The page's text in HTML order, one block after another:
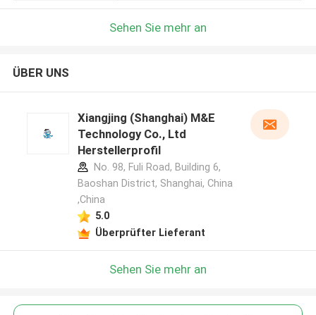
Sehen Sie mehr an
ÜBER UNS
Xiangjing (Shanghai) M&E
Technology Co., Ltd
Herstellerprofil
No. 98, Fuli Road, Building 6,
Baoshan District, Shanghai, China
,China
5.0
Überprüfter Lieferant
Sehen Sie mehr an